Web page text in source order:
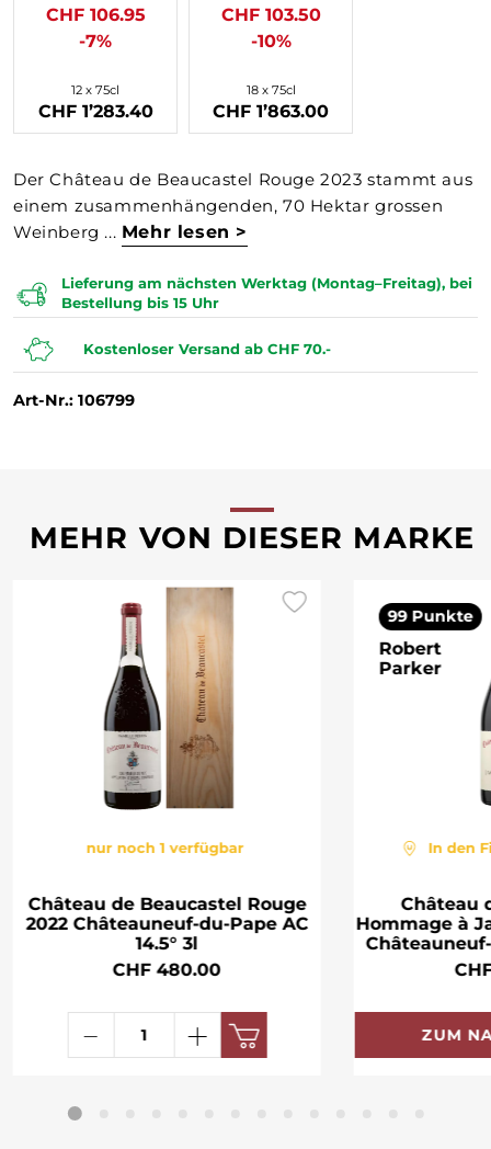
CHF 106.95
-7%
12 x 75cl
CHF 1’283.40
CHF 103.50
-10%
18 x 75cl
CHF 1’863.00
Der Château de Beaucastel Rouge 2023 stammt aus
einem zusammenhängenden, 70 Hektar grossen
Weinberg ... Mehr lesen >
Lieferung am nächsten Werktag (Montag–Freitag), bei
Bestellung bis 15 Uhr
Kostenloser Versand ab CHF 70.-
Art-Nr.: 106799
MEHR VON DIESER MARKE
nur noch 1 verfügbar
Château de Beaucastel Rouge
2022 Châteauneuf-du-Pape AC
14.5° 3l
CHF 480.00
99 Punkte
Robert
Parker
In den
Château
Hommage à
ZUM